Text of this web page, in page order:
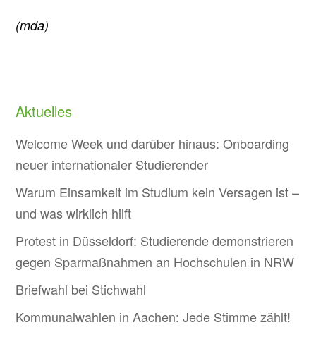
(mda)
Aktuelles
Welcome Week und darüber hinaus: Onboarding
neuer internationaler Studierender
Warum Einsamkeit im Studium kein Versagen ist –
und was wirklich hilft
Protest in Düsseldorf: Studierende demonstrieren
gegen Sparmaßnahmen an Hochschulen in NRW
Briefwahl bei Stichwahl
Kommunalwahlen in Aachen: Jede Stimme zählt!